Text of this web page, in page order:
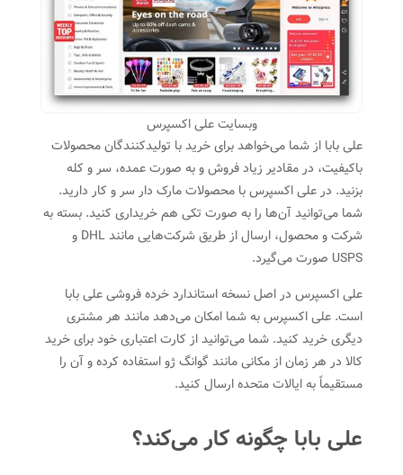
وبسایت علی اکسپرس
علی بابا از شما می‌خواهد برای خرید با تولیدکنندگان محصولات
باکیفیت، در مقادیر زیاد فروش و به صورت عمده، سر و کله
بزنید. در علی اکسپرس با محصولات مارک دار سر و کار دارید.
شما می‌توانید آن‌ها را به صورت تکی هم خریداری کنید. بسته به
شرکت و محصول، ارسال از طریق شرکت‌هایی مانند DHL و
USPS صورت می‌گیرد.
علی اکسپرس در اصل نسخه استاندارد خرده فروشی علی بابا
است. علی اکسپرس به شما امکان می‌دهد مانند هر مشتری
دیگری خرید کنید. شما می‌توانید از کارت اعتباری خود برای خرید
کالا در هر زمان از مکانی مانند گوانگ ژو استفاده کرده و آن را
مستقیماً به ایالات متحده ارسال کنید.
علی بابا چگونه کار می‌کند؟